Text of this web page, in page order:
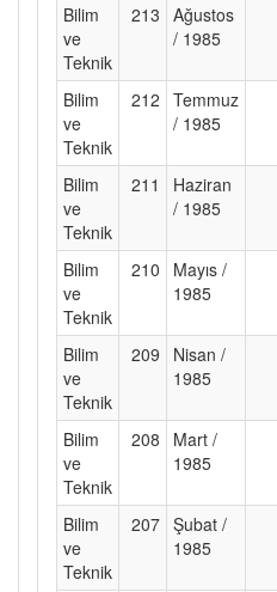
Bilim
ve
Teknik
213 Ağustos
/ 1985
Bilim
ve
Teknik
212 Temmuz
/ 1985
Bilim
ve
Teknik
211
Haziran
/ 1985
Bilim
ve
Teknik
210
Mayıs /
1985
Bilim
ve
Teknik
209
Nisan /
1985
Bilim
ve
Teknik
208
Mart /
1985
Bilim
ve
Teknik
207 Şubat /
1985